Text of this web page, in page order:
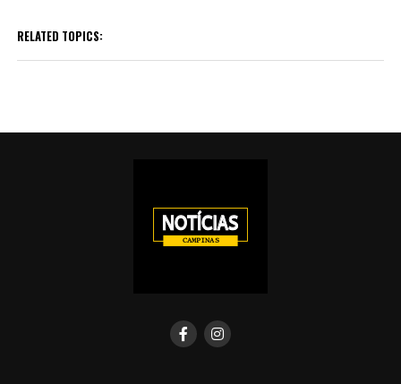
RELATED TOPICS: